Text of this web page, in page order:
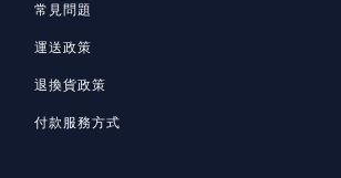
常見問題
運送政策
退換貨政策
付款服務方式